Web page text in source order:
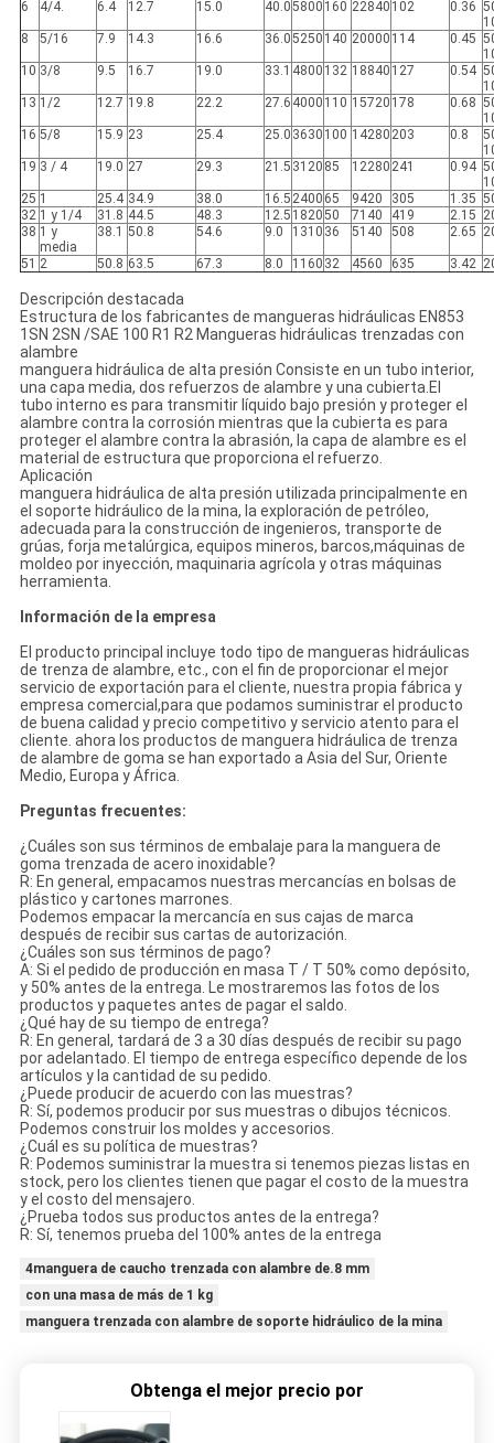
6 4/4. 6.4 12.7 15.0 40.05800 160 22840 102 0.36
8
5/16 7.9 14.3 16.6 36.05250 140 20000 114 0.45
10 3/8 9.5 16.7 19.0 33.1 4800 132 18840 127 0.54
13 1/2 12.7 19.8 22.2 27.6 4000 110 15720 178 0.68
16 5/8 15.9 23 25.4 25.0 3630 100 14280 203 0.8
19 3 / 4 19.0 27 29.3 21.5 3120 85 12280 241 0.94
25 1 25.4 34.9 38.0 16.5 2400 65 9420 305 1.35
32 1 y 1/4 31.8 44.5 48.3 12.5 182050 7140 419 2.15
38 1 y
media
38.1 50.8 54.6 9.0 1310 36 5140 508 2.65
51 2 50.8 63.5 67.3 8.0 1160 32 4560 635 3.42
Descripción destacada
Estructura de los fabricantes de mangueras hidráulicas EN853
1SN 2SN /SAE 100 R1 R2 Mangueras hidráulicas trenzadas con
alambre
manguera hidráulica de alta presión Consiste en un tubo interior,
una capa media, dos refuerzos de alambre y una cubierta.El
tubo interno es para transmitir líquido bajo presión y proteger el
alambre contra la corrosión mientras que la cubierta es para
proteger el alambre contra la abrasión, la capa de alambre es el
material de estructura que proporciona el refuerzo.
Aplicación
manguera hidráulica de alta presión utilizada principalmente en
el soporte hidráulico de la mina, la exploración de petróleo,
adecuada para la construcción de ingenieros, transporte de
grúas, forja metalúrgica, equipos mineros, barcos,máquinas de
moldeo por inyección, maquinaria agrícola y otras máquinas
herramienta.
Información de la empresa
El producto principal incluye todo tipo de mangueras hidráulicas
de trenza de alambre, etc., con el fin de proporcionar el mejor
servicio de exportación para el cliente, nuestra propia fábrica y
empresa comercial,para que podamos suministrar el producto
de buena calidad y precio competitivo y servicio atento para el
cliente. ahora los productos de manguera hidráulica de trenza
de alambre de goma se han exportado a Asia del Sur, Oriente
Medio, Europa y África.
Preguntas frecuentes:
¿Cuáles son sus términos de embalaje para la manguera de
goma trenzada de acero inoxidable?
R: En general, empacamos nuestras mercancías en bolsas de
plástico y cartones marrones.
Podemos empacar la mercancía en sus cajas de marca
después de recibir sus cartas de autorización.
¿Cuáles son sus términos de pago?
A: Si el pedido de producción en masa T / T 50% como depósito,
y 50% antes de la entrega. Le mostraremos las fotos de los
productos y paquetes antes de pagar el saldo.
¿Qué hay de su tiempo de entrega?
R: En general, tardará de 3 a 30 días después de recibir su pago
por adelantado. El tiempo de entrega específico depende de los
artículos y la cantidad de su pedido.
¿Puede producir de acuerdo con las muestras?
R: Sí, podemos producir por sus muestras o dibujos técnicos.
Podemos construir los moldes y accesorios.
¿Cuál es su política de muestras?
R: Podemos suministrar la muestra si tenemos piezas listas en
stock, pero los clientes tienen que pagar el costo de la muestra
y el costo del mensajero.
¿Prueba todos sus productos antes de la entrega?
R: Sí, tenemos prueba del 100% antes de la entrega
4manguera de caucho trenzada con alambre de.8 mm
con una masa de más de 1 kg
manguera trenzada con alambre de soporte hidráulico de la mina
Obtenga el mejor precio por